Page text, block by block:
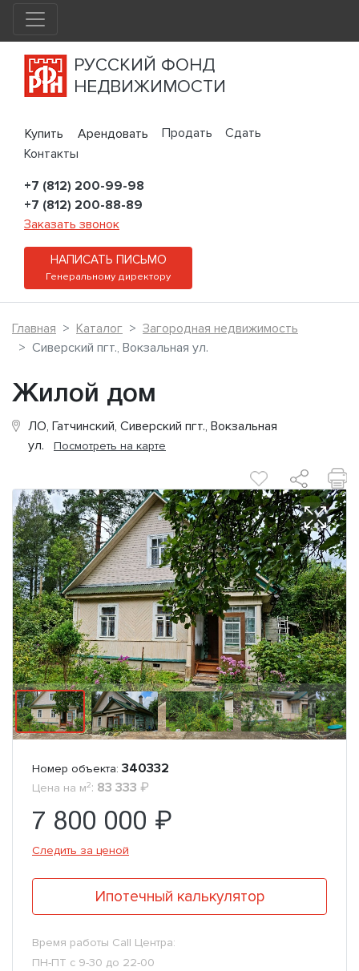
РУССКИЙ ФОНД
НЕДВИЖИМОСТИ
Купить Арендовать Продать
Сдать
Контакты
+7 (812) 200-99-98
+7 (812) 200-88-89
Заказать звонок
НАПИСАТЬ ПИСЬМО
Генеральному директору
Главная Каталог
Загородная недвижимость
Сиверский пгт., Вокзальная ул.
Жилой дом
ЛО, Гатчинский, Сиверский пгт., Вокзальная
ул. Посмотреть на карте
Номер объекта: 340332
Цена на м2: 83 333 ₽
7 800 000 ₽
Следить за ценой
Ипотечный калькулятор
Время работы Call Центра:
ПН-ПТ с 9-30 до 22-00